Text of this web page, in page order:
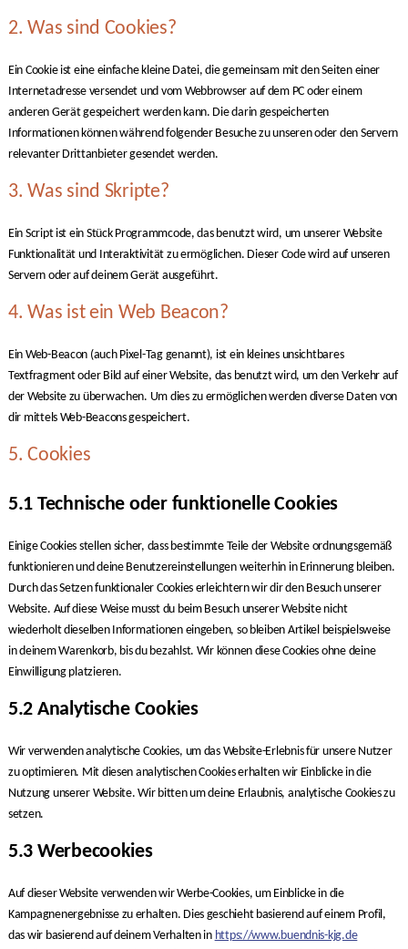
2. Was sind Cookies?
Ein Cookie ist eine einfache kleine Datei, die gemeinsam mit den Seiten einer
Internetadresse versendet und vom Webbrowser auf dem PC oder einem
anderen Gerät gespeichert werden kann. Die darin gespeicherten
Informationen können während folgender Besuche zu unseren oder den Servern
relevanter Drittanbieter gesendet werden.
3. Was sind Skripte?
Ein Script ist ein Stück Programmcode, das benutzt wird, um unserer Website
Funktionalität und Interaktivität zu ermöglichen. Dieser Code wird auf unseren
Servern oder auf deinem Gerät ausgeführt.
4. Was ist ein Web Beacon?
Ein Web-Beacon (auch Pixel-Tag genannt), ist ein kleines unsichtbares
Textfragment oder Bild auf einer Website, das benutzt wird, um den Verkehr auf
der Website zu überwachen. Um dies zu ermöglichen werden diverse Daten von
dir mittels Web-Beacons gespeichert.
5. Cookies
5.1 Technische oder funktionelle Cookies
Einige Cookies stellen sicher, dass bestimmte Teile der Website ordnungsgemäß
funktionieren und deine Benutzereinstellungen weiterhin in Erinnerung bleiben.
Durch das Setzen funktionaler Cookies erleichtern wir dir den Besuch unserer
Website. Auf diese Weise musst du beim Besuch unserer Website nicht
wiederholt dieselben Informationen eingeben, so bleiben Artikel beispielsweise
in deinem Warenkorb, bis du bezahlst. Wir können diese Cookies ohne deine
Einwilligung platzieren.
5.2 Analytische Cookies
Wir verwenden analytische Cookies, um das Website-Erlebnis für unsere Nutzer
zu optimieren. Mit diesen analytischen Cookies erhalten wir Einblicke in die
Nutzung unserer Website. Wir bitten um deine Erlaubnis, analytische Cookies zu
setzen.
5.3 Werbecookies
Auf dieser Website verwenden wir Werbe-Cookies, um Einblicke in die
Kampagnenergebnisse zu erhalten. Dies geschieht basierend auf einem Profil,
das wir basierend auf deinem Verhalten in https://www.buendnis-kjg.de